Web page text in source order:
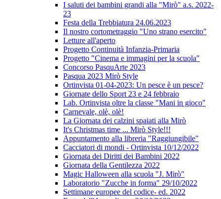
I saluti dei bambini grandi alla "Mirò" a.s. 2022-
23
Festa della Trebbiatura 24.06.2023
Il nostro cortometraggio "Uno strano esercito"
Letture all'aperto
Progetto Continuità Infanzia-Primaria
Progetto "Cinema e immagini per la scuola"
Concorso PasquArte 2023
Pasqua 2023 Mirò Style
Ortinvista 01-04-2023: Un pesce è un pesce?
Giornate dello Sport 23 e 24 febbraio
Lab. Ortinvista oltre la classe "Mani in gioco"
Carnevale, olè, olè!
La Giornata dei calzini spaiati alla Mirò
It's Christmas time ... Mirò Style!!!
Appuntamento alla libreria "Raggiungibile"
Cacciatori di mondi - Ortinvista 10/12/2022
Giornata dei Diritti dei Bambini 2022
Giornata della Gentilezza 2022
Magic Halloween alla scuola "J. Mirò"
Laboratorio "Zucche in forma" 29/10/2022
Settimane europee del codice- ed. 2022